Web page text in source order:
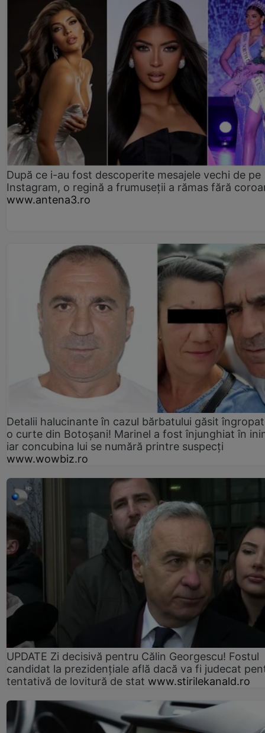
După ce i-au fost descoperite mesajele vechi de pe
Instagram, o regină a frumuseții a rămas fără
www.antena3.ro
Detalii halucinante în cazul bărbatului găsit
o curte din Botoșani! Marinel a fost înjunghiat în
iar concubina lui se numără printre suspecți
www.wowbiz.ro
UPDATE Zi decisivă pentru Călin Georgescu! Fostul
candidat la prezidențiale află dacă va fi judecat
tentativă de lovitură de stat www.stirilekanald.ro